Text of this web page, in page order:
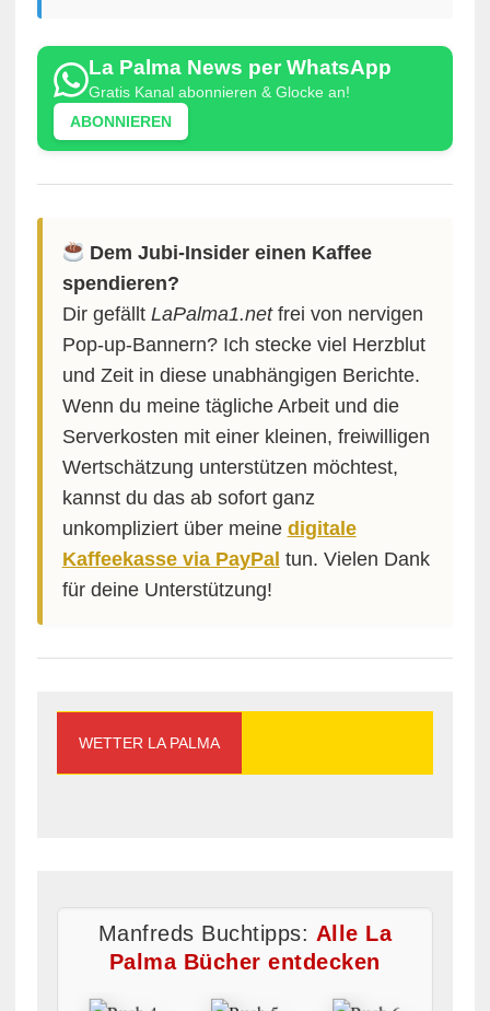
La Palma News per WhatsApp
Gratis Kanal abonnieren & Glocke an!
ABONNIEREN
Dem Jubi-Insider einen Kaffee
spendieren?
Dir gefällt LaPalma1.netfrei von nervigen
Pop-up-Bannern? Ich stecke viel Herzblut
und Zeit in diese unabhängigen Berichte.
Wenn du meine tägliche Arbeit und die
Serverkosten mit einer kleinen, freiwilligen
Wertschätzung unterstützen möchtest,
kannst du das ab sofort ganz
unkompliziert über meine digitale
Kaffeekasse via PayPal tun. Vielen Dank
für deine Unterstützung!
WETTER LA PALMA
Manfreds Buchtipps: Alle La
Palma Bücher entdecken